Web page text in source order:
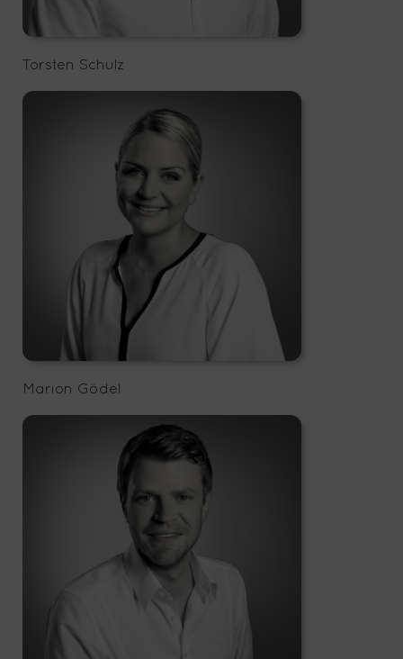
Torsten Schulz
Marion Gödel
office@storescouts.de
Marion Gödel
Moritz Bohlje
office@storescouts.de